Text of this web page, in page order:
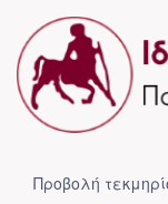
Προβολή